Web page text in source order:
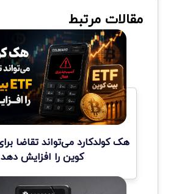
مقالات مرتبط
کوین را افزایش دهد